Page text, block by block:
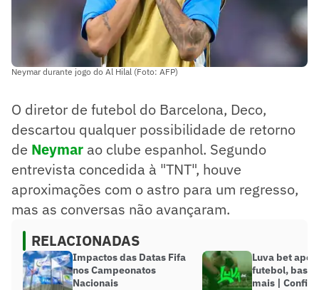
Neymar durante jogo do Al Hilal (Foto: AFP)
O diretor de futebol do Barcelona, Deco,
descartou qualquer possibilidade de retorno
de Neymar ao clube espanhol. Segundo
entrevista concedida à "TNT", houve
aproximações com o astro para um regresso,
mas as conversas não avançaram.
RELACIONADAS
Impactos das Datas Fifa
nos Campeonatos
Nacionais
Luva bet
futebol,
mais |